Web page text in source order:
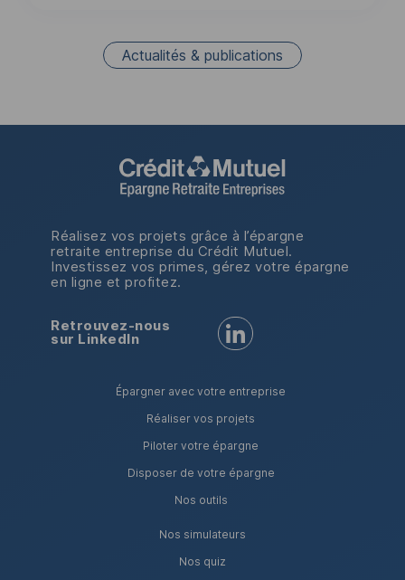
Actualités & publications
Réalisez vos projets grâce à l’épargne
retraite entreprise du Crédit Mutuel.
Investissez vos primes, gérez votre épargne
en ligne et profitez.
Retrouvez-nous
sur LinkedIn Retrouvez-nous sur
Épargner avec votre entreprise
Réaliser vos projets
Piloter votre épargne
Disposer de votre épargne
Nos outils
Nos simulateurs
Nos quiz